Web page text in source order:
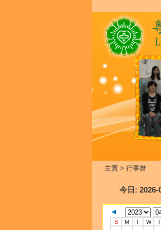
主頁> 行事曆
今日 : 2026-
S M T W T